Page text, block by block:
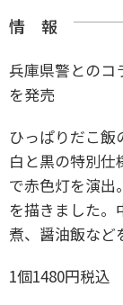
情 報
兵庫県警とのコ
を発売
ひっぱりだこ
白と黒の特別
で赤色灯を演出
を描きました。
煮、醤油飯など
1個1480円税込